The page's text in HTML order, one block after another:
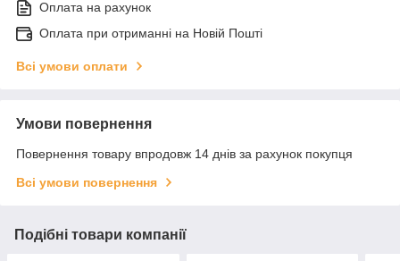
Оплата на рахунок
Оплата при отриманні на Новій Пошті
Всі умови оплати
Умови повернення
Повернення товару впродовж 14 днів за рахунок покупця
Всі умови повернення
Подібні товари компанії